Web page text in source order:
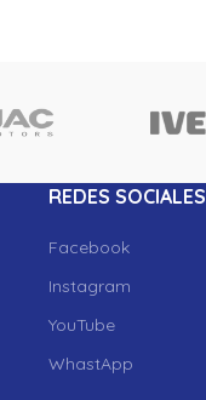
REDES SOCIALES
Facebook
Instagram
YouTube
WhastApp